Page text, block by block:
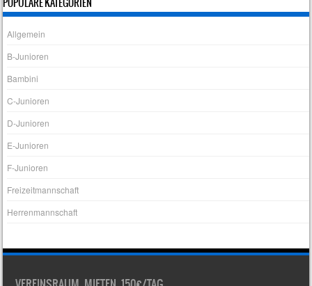
Allgemein
B-Junioren
Bambini
C-Junioren
D-Junioren
E-Junioren
F-Junioren
Freizeitmannschaft
Herrenmannschaft